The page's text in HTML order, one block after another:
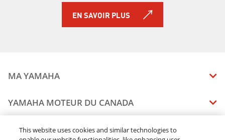
EN SAVOIR PLUS
MA YAMAHA
MANUELS
ÉTAT DES RAPPELS DE VOTRE VÉHICULE
YAMAHA MOTEUR DU CANADA
CONCESSIONNAIRES
This website uses cookies and similar technologies to